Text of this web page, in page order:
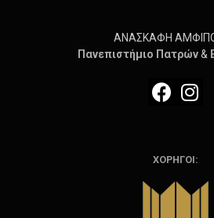
ΑΝΑΣΚΑΦΗ
Πανεπιστήμιο Πατρών&
ΧΟΡΗΓΟΙ: